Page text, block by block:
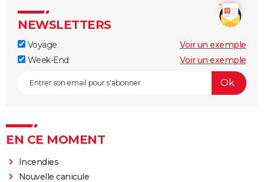
NEWSLETTERS
Voyage
Voir un exemple
Week-End
Voir un exemple
EN CE MOMENT
Incendies
Nouvelle canicule